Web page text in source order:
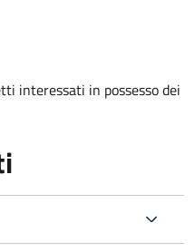
interessati in possesso dei